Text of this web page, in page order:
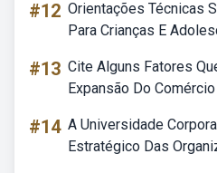
#12 Orientações Técnicas
Para Crianças E
#13 Cite Alguns Fatores
Expansão Do
#14 A Universidade
Estratégico Das